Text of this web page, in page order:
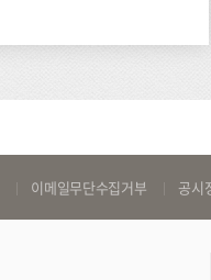
이메일무단수집거부 공시